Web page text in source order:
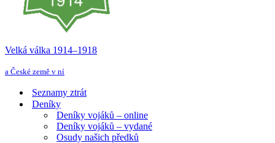
Velká válka 1914–⁠⁠⁠⁠⁠⁠1918
a České země v ní
Seznamy ztrát
Deníky
Deníky vojáků – online
Deníky vojáků – vydané
Osudy našich předků